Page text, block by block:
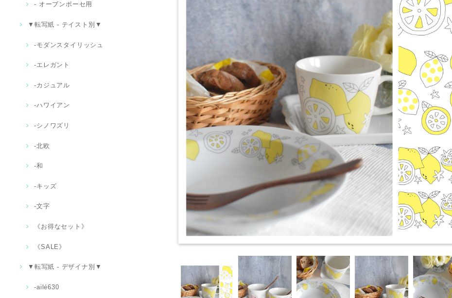
- オーブンポーセ用
▼転写紙 - テイスト別▼
-モダンスタイリッシュ
‐エレガント
‐カジュアル
‐ハワイアン
-シノワズリ
-北欧
‐和
-キッズ
‐文字
《お得なセット》
《SALE》
▼転写紙 - デザイナ別▼
-ailé630